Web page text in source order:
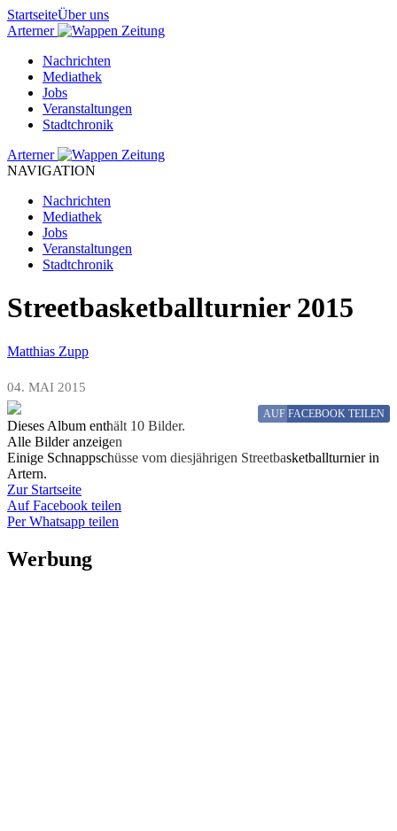
StartseiteÜber uns
Arterner
Zeitung
Nachrichten
Mediathek
Jobs
Veranstaltungen
Stadtchronik
Arterner
Zeitung
NAVIGATION
Nachrichten
Mediathek
Jobs
Veranstaltungen
Stadtchronik
Streetbasketballturnier 2015
Matthias Zupp
04. MAI 2015
AUF FACEBOOK TEILEN
Dieses Album enthält 10 Bilder.
Alle Bilder anzeigen
Einige Schnappschüsse vom diesjährigen Streetbasketballturnier in
Artern.
Zur Startseite
Auf Facebook teilen
Per Whatsapp teilen
Werbung